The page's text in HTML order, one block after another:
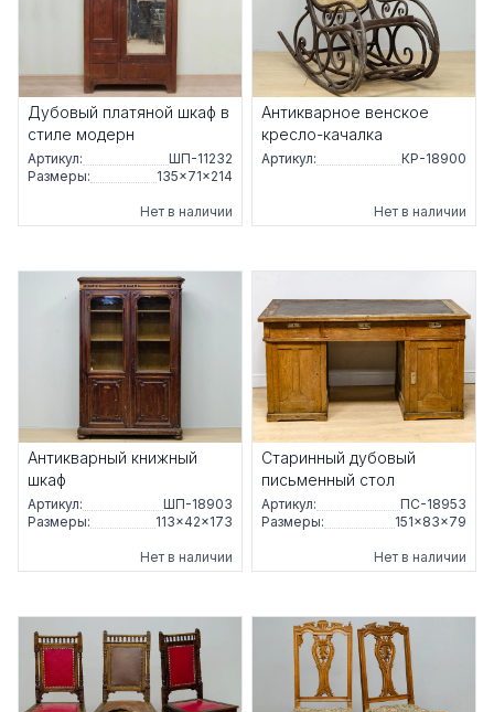
Дубовый платяной шкаф в
стиле модерн
Артикул:
ШП-11232
Размеры:
135×71×214
Нет в наличии
Антикварное венское
кресло-качалка
Артикул: КР-18900
Нет в наличии
Антикварный книжный
шкаф
Артикул:
ШП-18903
Размеры:
113×42×173
Нет в наличии
Старинный дубовый
письменный стол
Артикул:
ПС-18953
Размеры:
151×83×79
Нет в наличии